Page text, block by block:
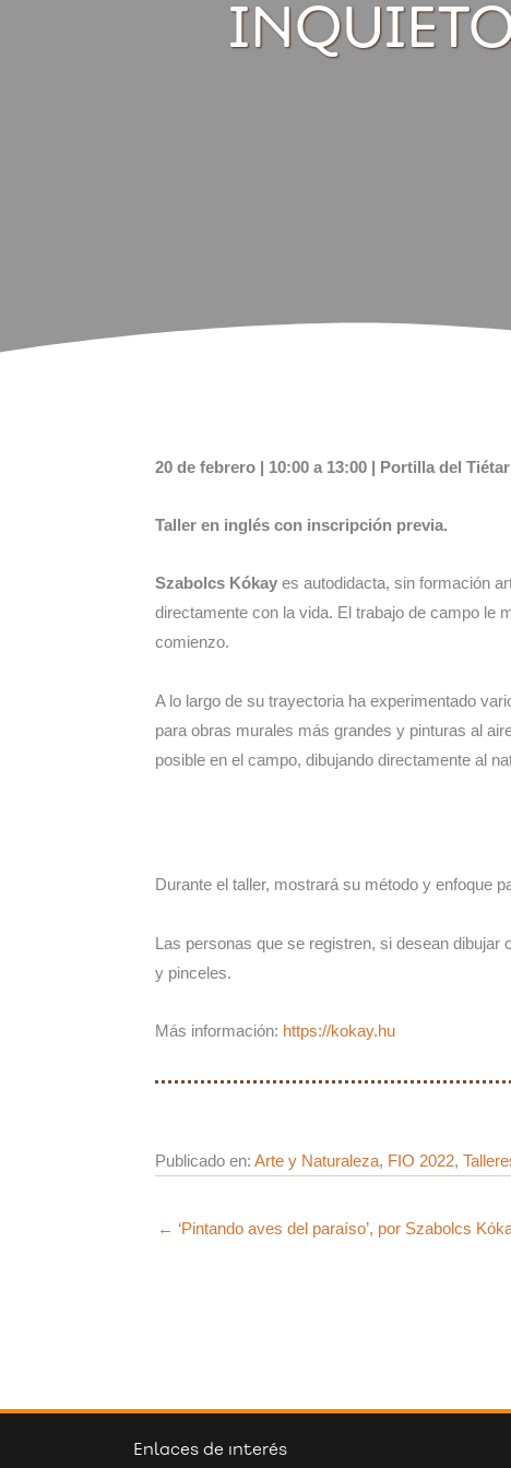
20 de febrero | 10:00 a 13:00 | Portilla del Tiétar
Taller en inglés con inscripción previa.
Szabolcs Kókay es autodidacta, sin formación
directamente con la vida. El trabajo de campo le
comienzo.
A lo largo de su trayectoria ha experimentado
para obras murales más grandes y pinturas al
posible en el campo, dibujando directamente al
Durante el taller, mostrará su método y enfoque
Las personas que se registren, si desean dibujar
y pinceles.
Más información: https://kokay.hu
Publicado en: Arte y Naturaleza, FIO 2022,
← ‘Pintando aves del paraíso’, por Szabolcs
Enlaces de interés